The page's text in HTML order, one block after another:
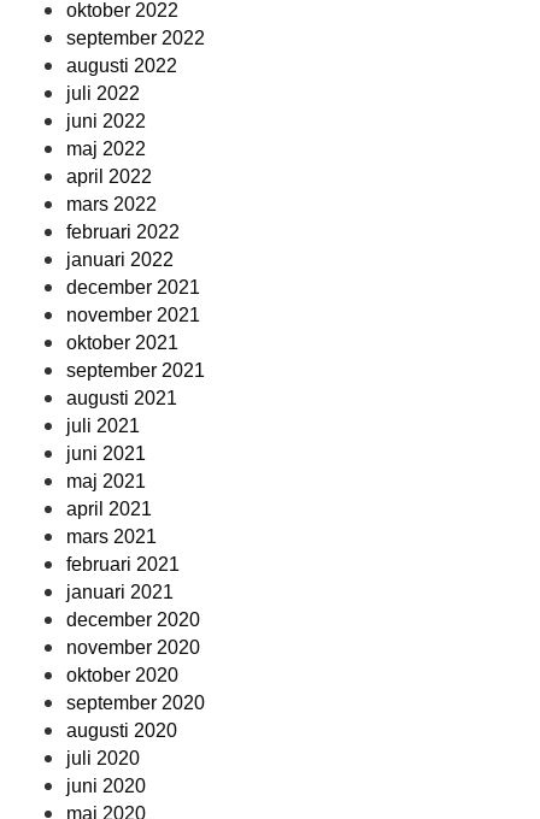
oktober 2022
september 2022
augusti 2022
juli 2022
juni 2022
maj 2022
april 2022
mars 2022
februari 2022
januari 2022
december 2021
november 2021
oktober 2021
september 2021
augusti 2021
juli 2021
juni 2021
maj 2021
april 2021
mars 2021
februari 2021
januari 2021
december 2020
november 2020
oktober 2020
september 2020
augusti 2020
juli 2020
juni 2020
maj 2020